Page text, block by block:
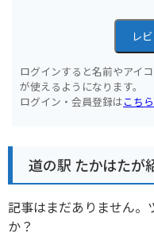
レ
ログインすると名前やアイ
が使えるようになります。
ログイン・会員登録はこちら
道の駅 たかはたが
記事はまだありません。
か？